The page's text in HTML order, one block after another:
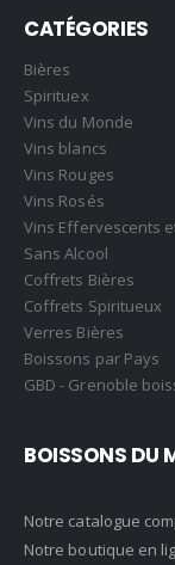
CATÉGORIES
Bières
Spirituex
Vins du Monde
Vins blancs
Vins Rouges
Vins Rosés
Vins Effervescents
Sans Alcool
Coffrets Bières
Coffrets Spiritueux
Verres Bières
Boissons par Pays
GBD - Grenoble
BOISSONS DU
Notre catalogue
Notre boutique en